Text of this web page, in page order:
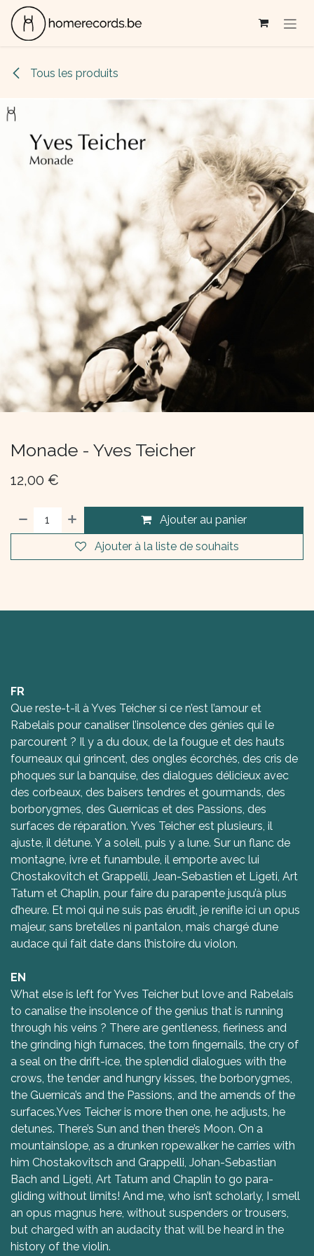
Se rendre au contenu
Tous les produits
Monade - Yves Teicher
12,00 €
Ajouter au panier
Ajouter à la liste de souhaits
FR
Que reste-t-il à Yves Teicher si ce n’est l’amour et
Rabelais pour canaliser l’insolence des génies qui le
parcourent ? Il y a du doux, de la fougue et des hauts
fourneaux qui grincent, des ongles écorchés, des cris de
phoques sur la banquise, des dialogues délicieux avec
des corbeaux, des baisers tendres et gourmands, des
borborygmes, des Guernicas et des Passions, des
surfaces de réparation. Yves Teicher est plusieurs, il
ajuste, il détune. Y a soleil, puis y a lune. Sur un flanc de
montagne, ivre et funambule, il emporte avec lui
Chostakovitch et Grappelli, Jean-Sebastien et Ligeti, Art
Tatum et Chaplin, pour faire du parapente jusqu’à plus
d’heure. Et moi qui ne suis pas érudit, je renifle ici un opus
majeur, sans bretelles ni pantalon, mais chargé d’une
audace qui fait date dans l’histoire du violon.
EN
What else is left for Yves Teicher but love and Rabelais
to canalise the insolence of the genius that is running
through his veins ? There are gentleness, fieriness and
the grinding high furnaces, the torn fingernails, the cry of
a seal on the drift-ice, the splendid dialogues with the
crows, the tender and hungry kisses, the borborygmes,
the Guernica’s and the Passions, and the amends of the
surfaces.Yves Teicher is more then one, he adjusts, he
detunes. There’s Sun and then there’s Moon. On a
mountainslope, as a drunken ropewalker he carries with
him Chostakovitsch and Grappelli, Johan-Sebastian
Bach and Ligeti, Art Tatum and Chaplin to go para-
gliding without limits! And me, who isn’t scholarly, I smell
an opus magnus here, without suspenders or trousers,
but charged with an audacity that will be heard in the
history of the violin.